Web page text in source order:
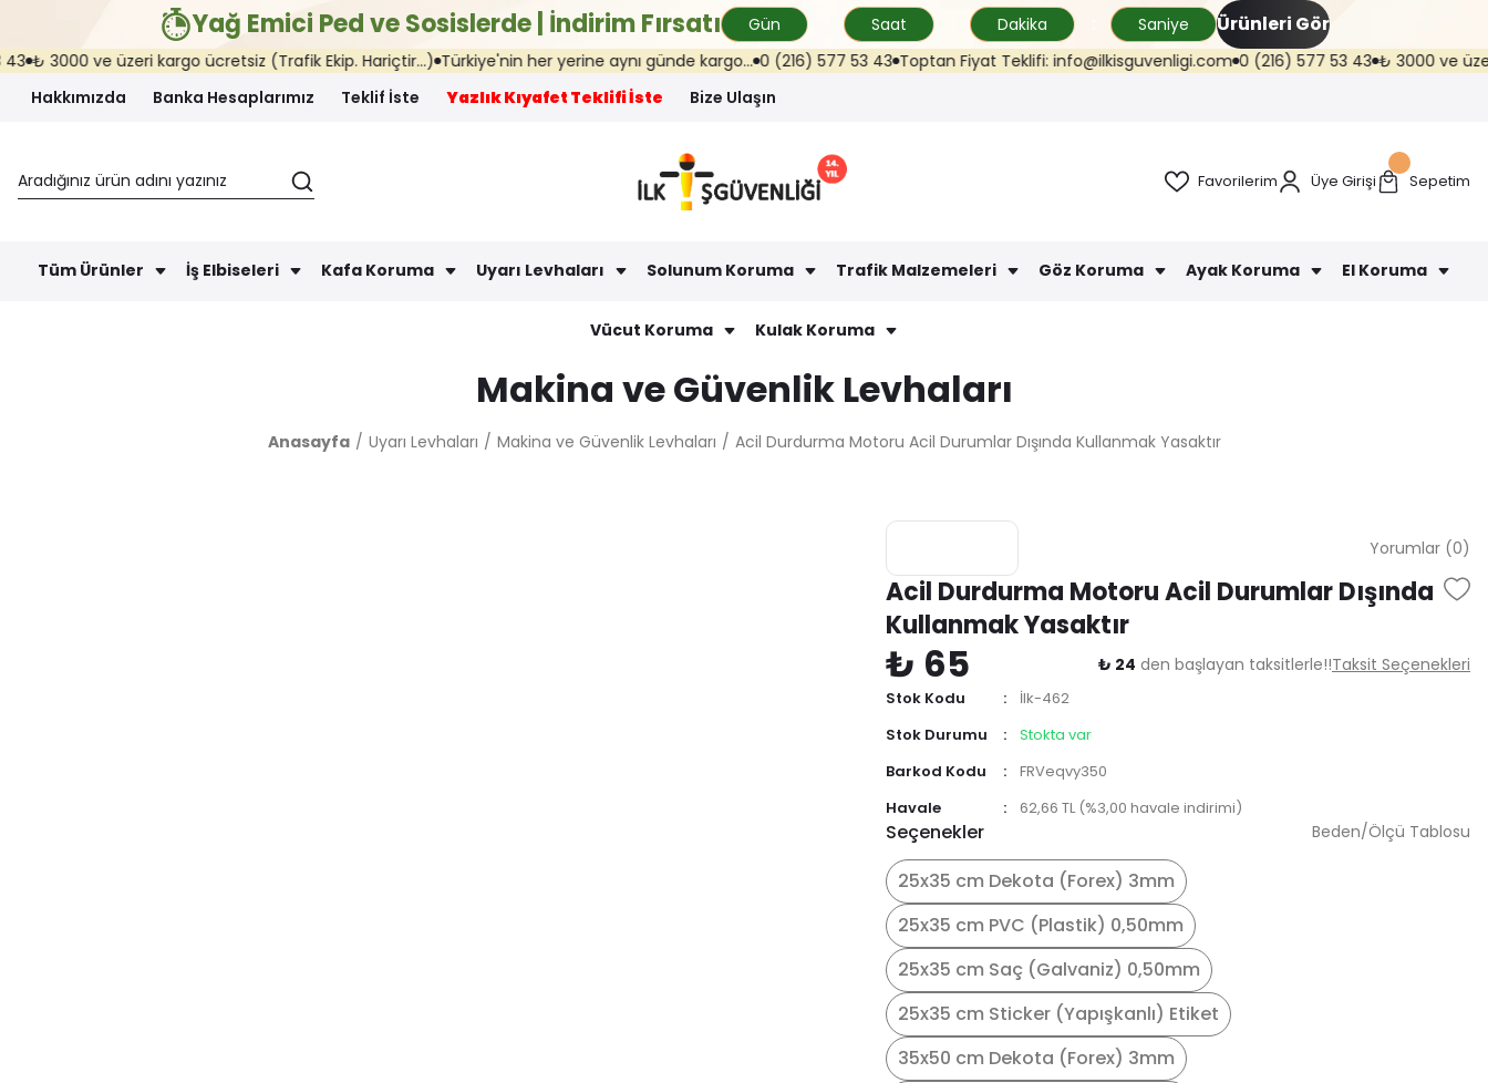
Yağ Emici Ped ve Sosislerde | İndirim Fırsatı Gün Saat Dakika Saniye Ürünleri Gör
ve üzeri kargo ücretsiz (Trafik Ekip. Hariçtir...) Türkiye'nin her yerine aynı günde kargo... 0 (216) 577 53 43 Toptan Fiyat Teklifi: info@ilkisguvenligi.com 0 (216) 577 53 43 ₺ 3000 ve üzeri
Hakkımızda
Banka Hesaplarımız Teklif İste Yazlık Kıyafet Teklifi İste Bize Ulaşın
Favorilerim Üye Girişi Sepetim
Tüm Ürünler İş Elbiseleri Kafa Koruma Uyarı Levhaları Solunum Koruma Trafik Malzemeleri Göz Koruma Ayak Koruma El Koruma
Vücut Koruma Kulak Koruma
Makina ve Güvenlik Levhaları
Anasayfa Uyarı Levhaları Makina ve Güvenlik Levhaları Acil Durdurma Motoru Acil Durumlar Dışında Kullanmak Yasaktır
Yorumlar (0)
Acil Durdurma Motoru Acil Durumlar Dışında
Kullanmak Yasaktır
₺ 65 ₺ 24 den başlayan taksitlerle!!Taksit Seçenekleri
Stok Kodu
İlk-462
Stok Durumu
Stokta var
Barkod Kodu
FRVeqvy350
Havale
62,66 TL (%3,00 havale indirimi)
Seçenekler
25x35 cm Dekota (Forex) 3mm
25x35 cm PVC (Plastik) 0,50mm
25x35 cm Saç (Galvaniz) 0,50mm
25x35 cm Sticker (Yapışkanlı) Etiket
35x50 cm Dekota (Forex) 3mm
Beden/Ölçü Tablosu